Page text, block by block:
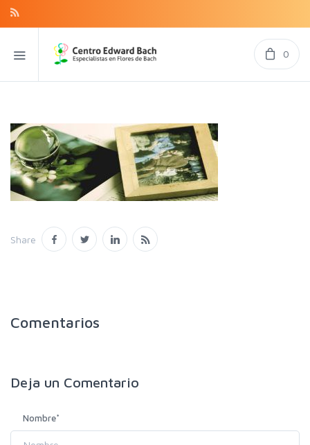
0
Share
Comentarios
Deja un Comentario
Nombre*